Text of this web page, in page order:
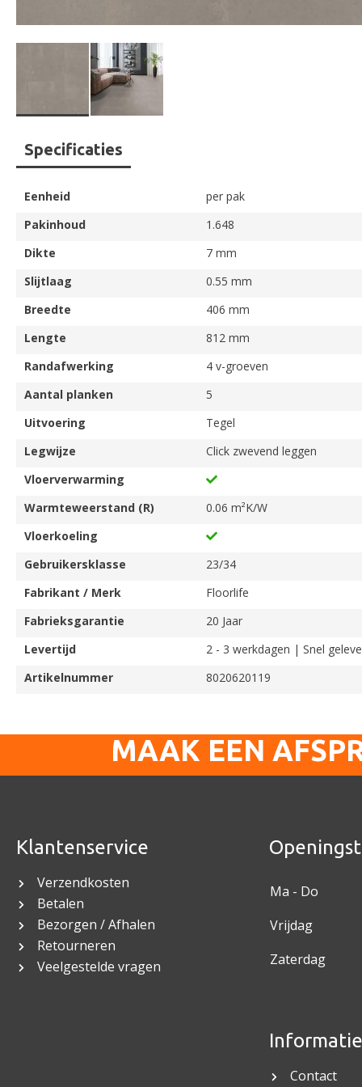
Ga
naar
het
begin
van
de
gallerij
Specificaties
Eenheid
per pak
Pakinhoud
1.648
Dikte
7 mm
Slijtlaag
0.55 mm
Breedte
406 mm
Lengte
812 mm
Randafwerking
4 v-groeven
Aantal planken
5
Uitvoering
Tegel
Legwijze
Click zwevend leggen
Vloerverwarming
Warmteweerstand (R)
0.06 m²K/W
Vloerkoeling
Gebruikersklasse
23/34
Fabrikant / Merk
Floorlife
Fabrieksgarantie
20 Jaar
Levertijd
2 - 3 werkdagen | Snel
Artikelnummer
8020620119
MAAK EEN
Klantenservice
Verzendkosten
Betalen
Bezorgen / Afhalen
Retourneren
Veelgestelde vragen
Ma - Do
Vrijdag
Zaterdag
Informatie
Contact